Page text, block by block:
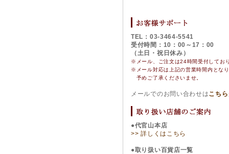
TEL：03-3464-5541
受付時間：10：00～17：00
（土日・祝日休み）
※メール、ご注文は24時間受付してお
※ メール対応は上記の営業時間内とな
予めご了承くださいませ。
メールでのお問い合わせはこちら
●代官山本店
>> 詳しくはこちら
●取り扱い百貨店一覧